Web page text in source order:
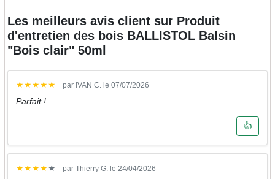
Les meilleurs avis client sur Produit
d'entretien des bois BALLISTOL Balsin
"Bois clair" 50ml
★★★★★ par IVAN C. le 07/07/2026
Parfait !
👍
★★★★★ par Thierry G. le 24/04/2026